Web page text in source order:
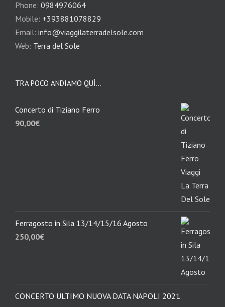
Phone: 0984976064
Mobile: +393881078829
Email: info@viaggilaterradelsole.com
Web: Terra del Sole
TRA POCO ANDIAMO QUÌ…
Concerto di Tiziano Ferro
90,00€
Ferragosto in Sila 13/14/15/16 Agosto
250,00€
CONCERTO ULTIMO NUOVA DATA NAPOLI 2021